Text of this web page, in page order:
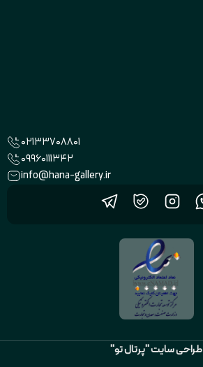
02133708801
09960111342
info@hana-gallery.ir
طراحی سایت "پرتال تو"